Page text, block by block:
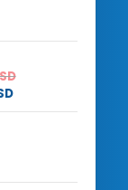
Raspon
od
Raspon
cena:
2,832.00 RSD